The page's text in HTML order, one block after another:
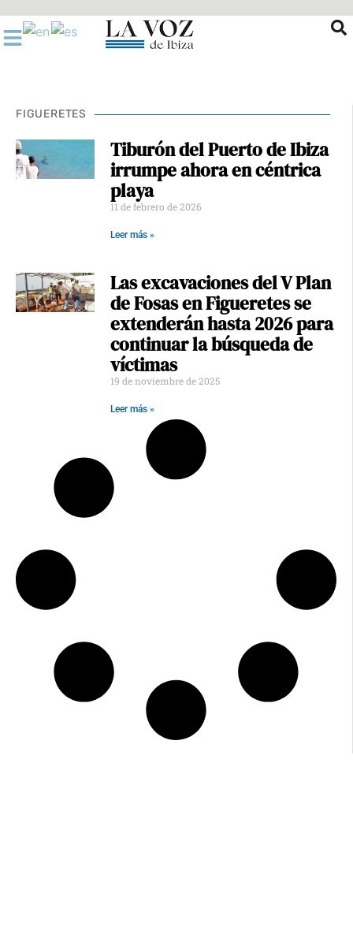
al
contenido
FIGUERETES
Tiburón del Puerto de Ibiza
irrumpe ahora en céntrica
playa
11 de febrero de 2026
Leer más »
Las excavaciones del V Plan
de Fosas en Figueretes se
extenderán hasta 2026 para
continuar la búsqueda de
víctimas
19 de noviembre de 2025
Leer más »